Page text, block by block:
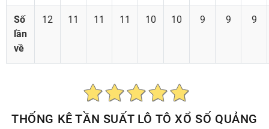
Số
lần
về
12 11 11 11 10 10 9 9 9
THỐNG KÊ TẦN SUẤT LÔ TÔ XỔ SỐ QUẢNG